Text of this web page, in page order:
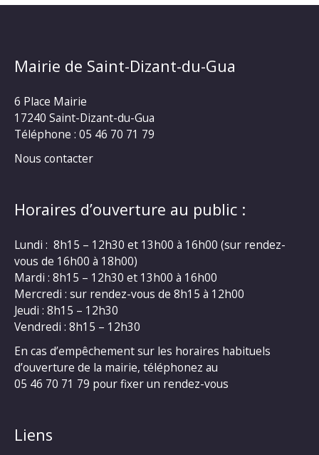
Mairie de Saint-Dizant-du-Gua
6 Place Mairie
17240 Saint-Dizant-du-Gua
Téléphone : 05 46 70 71 79
Nous contacter
Horaires d’ouverture au public :
Lundi : 8h15 – 12h30 et 13h00 à 16h00 (sur rendez-
vous de 16h00 à 18h00)
Mardi : 8h15 – 12h30 et 13h00 à 16h00
Mercredi : sur rendez-vous de 8h15 à 12h00
Jeudi : 8h15 – 12h30
Vendredi : 8h15 – 12h30
En cas d’empêchement sur les horaires habituels
d’ouverture de la mairie, téléphonez au
05 46 70 71 79 pour fixer un rendez-vous
Liens